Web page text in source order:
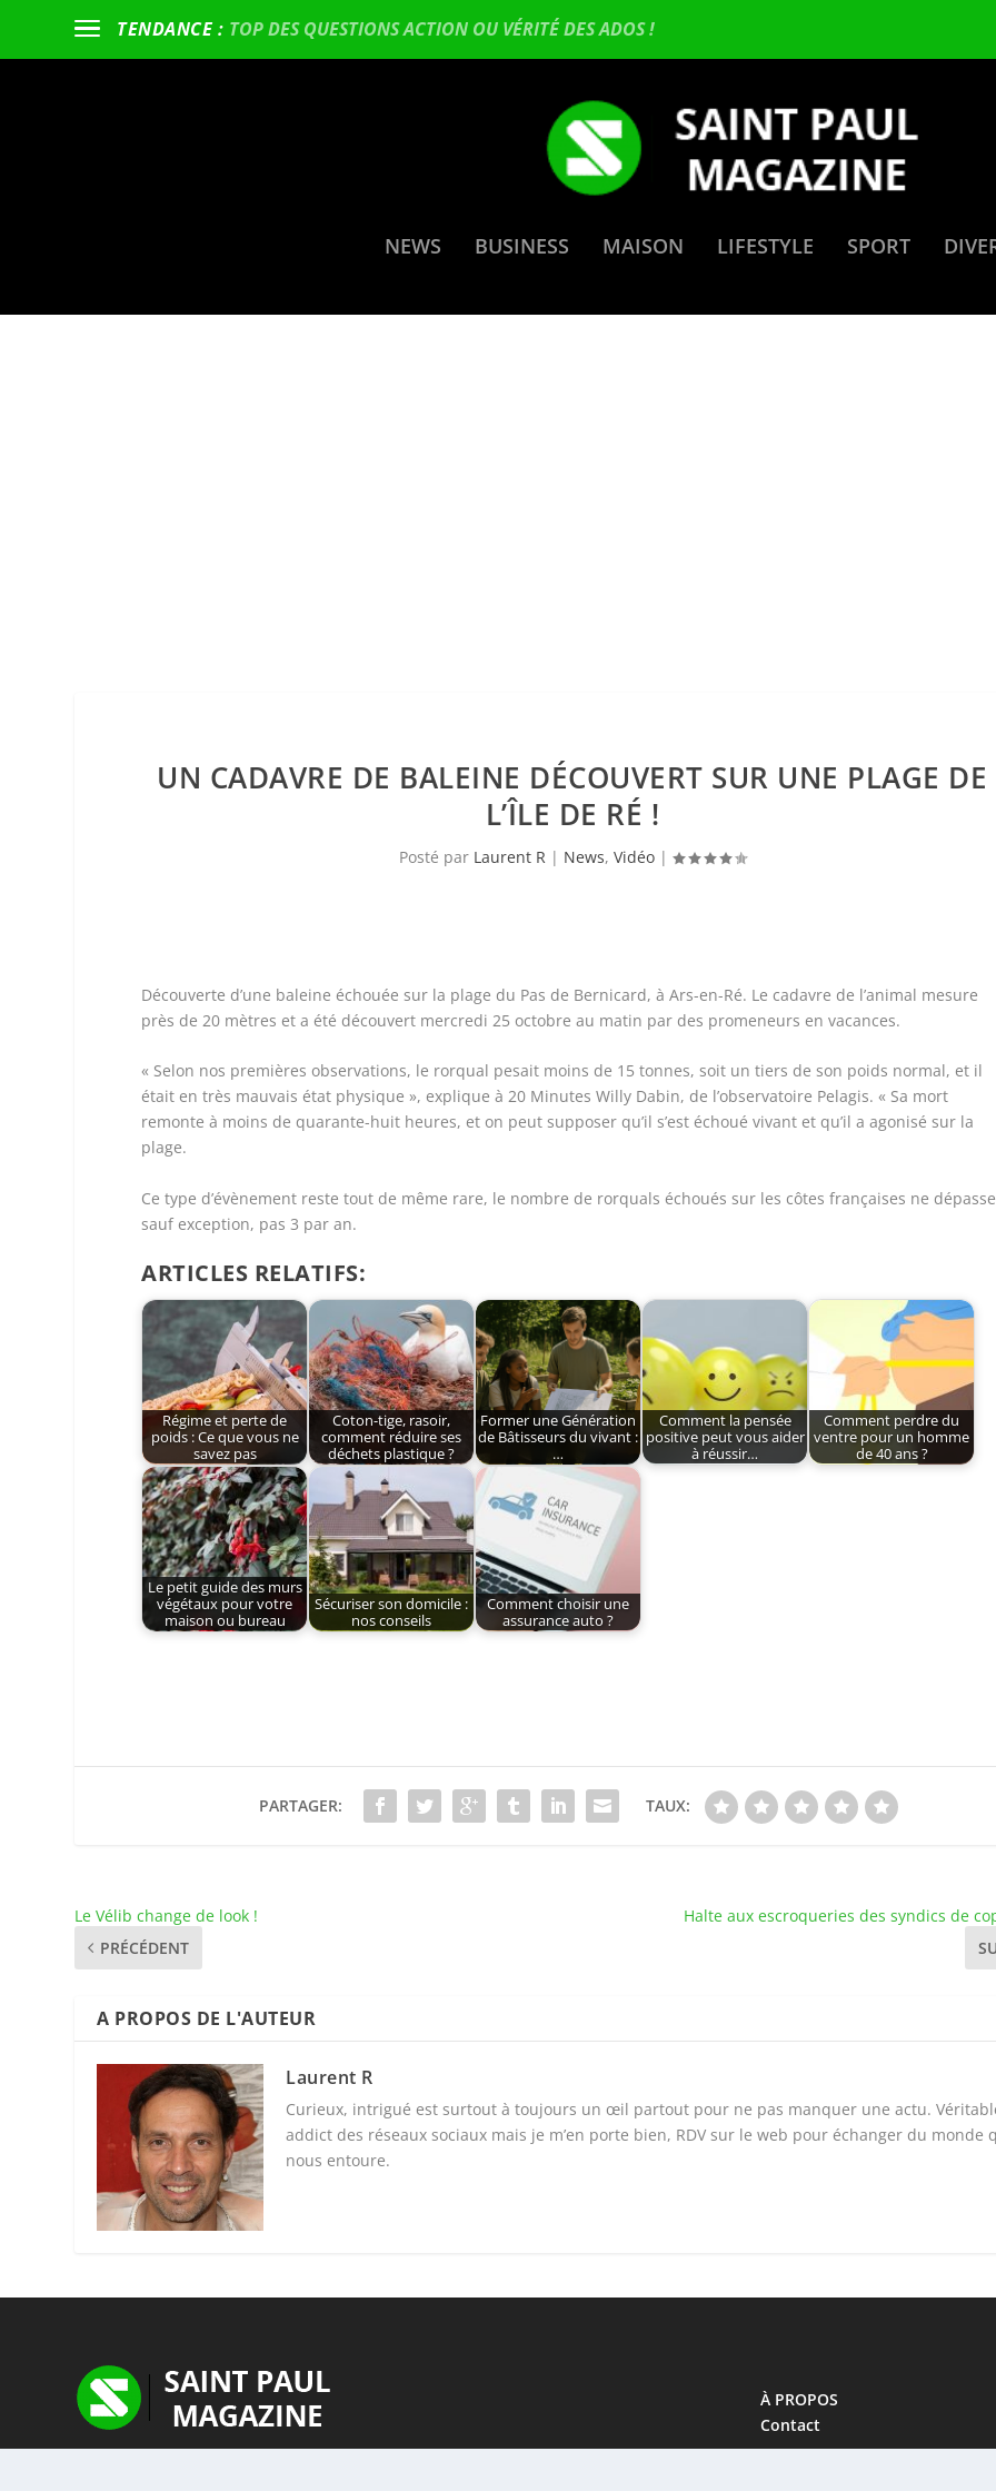
TENDANCE : TOP DES QUESTIONS ACTION OU VÉRITÉ DES ADOS !
NEWS BUSINESS MAISON LIFESTYLE SPORT
UN CADAVRE DE BALEINE DÉCOUVERT SUR UNE PLAGE DE
L’ÎLE DE RÉ !
Posté par Laurent R| News, Vidéo|
Découverte d’une baleine échouée sur la plage du Pas de Bernicard, à Ars-en-Ré. Le cadavre de l’animal mesure
près de 20 mètres et a été découvert mercredi 25 octobre au matin par des promeneurs en vacances.
« Selon nos premières observations, le rorqual pesait moins de 15 tonnes, soit un tiers de son poids normal, et il
était en très mauvais état physique », explique à 20 Minutes Willy Dabin, de l’observatoire Pelagis. « Sa mort
remonte à moins de quarante-huit heures, et on peut supposer qu’il s’est échoué vivant et qu’il a agonisé sur la
plage.
Ce type d’évènement reste tout de même rare, le nombre de rorquals échoués sur les côtes françaises ne
sauf exception, pas 3 par an.
ARTICLES RELATIFS:
Régime et perte de
poids : Ce que vous ne
savez pas
Coton-tige, rasoir,
comment réduire ses
déchets plastique ?
Former une Génération
de Bâtisseurs du vivant :
…
Comment la pensée
positive peut vous aider
à réussir…
Comment perdre du
ventre pour un homme
de 40 ans ?
Le petit guide des murs
végétaux pour votre
maison ou bureau
Sécuriser son domicile :
nos conseils
Comment choisir une
assurance auto ?
PARTAGER: TAUX:
Le Vélib change de look !
PRÉCÉDENT
Halte aux escroqueries des syndics de
A PROPOS DE L'AUTEUR
Laurent R
Curieux, intrigué est surtout à toujours un œil partout pour ne pas manquer une actu.
addict des réseaux sociaux mais je m’en porte bien, RDV sur le web pour échanger du monde
nous entoure.
À PROPOS
Contact